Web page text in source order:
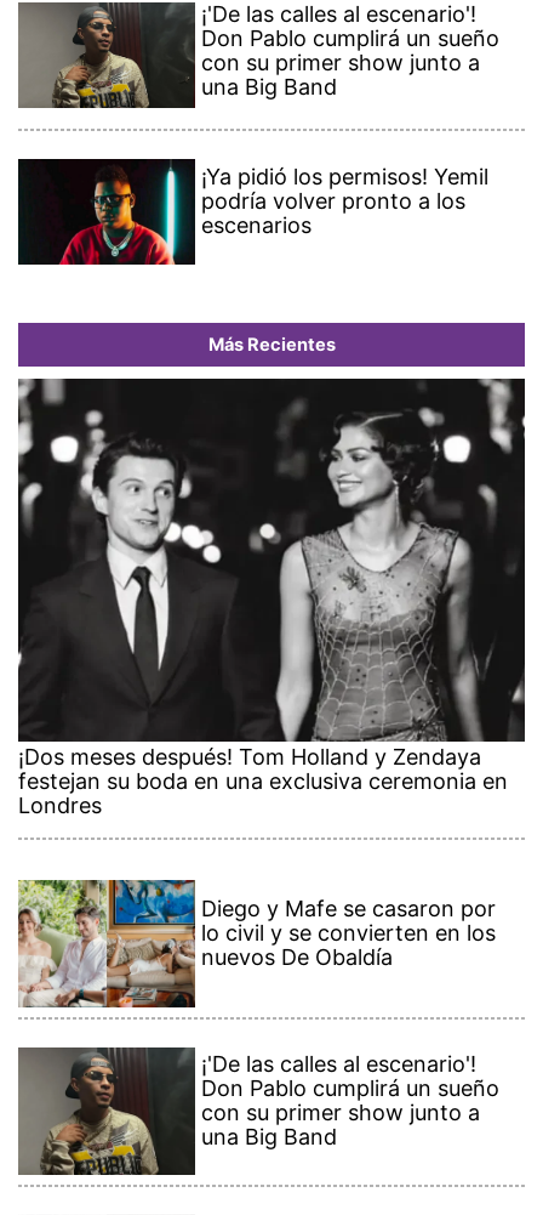
¡'De las calles al escenario'!
Don Pablo cumplirá un sueño
con su primer show junto a
una Big Band
¡Ya pidió los permisos! Yemil
podría volver pronto a los
escenarios
Más Recientes
¡Dos meses después! Tom Holland y Zendaya
festejan su boda en una exclusiva ceremonia en
Londres
Diego y Mafe se casaron por
lo civil y se convierten en los
nuevos De Obaldía
¡'De las calles al escenario'!
Don Pablo cumplirá un sueño
con su primer show junto a
una Big Band